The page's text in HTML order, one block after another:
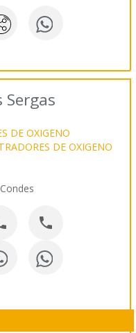
DE OXIGENO
DE OXIGENO
